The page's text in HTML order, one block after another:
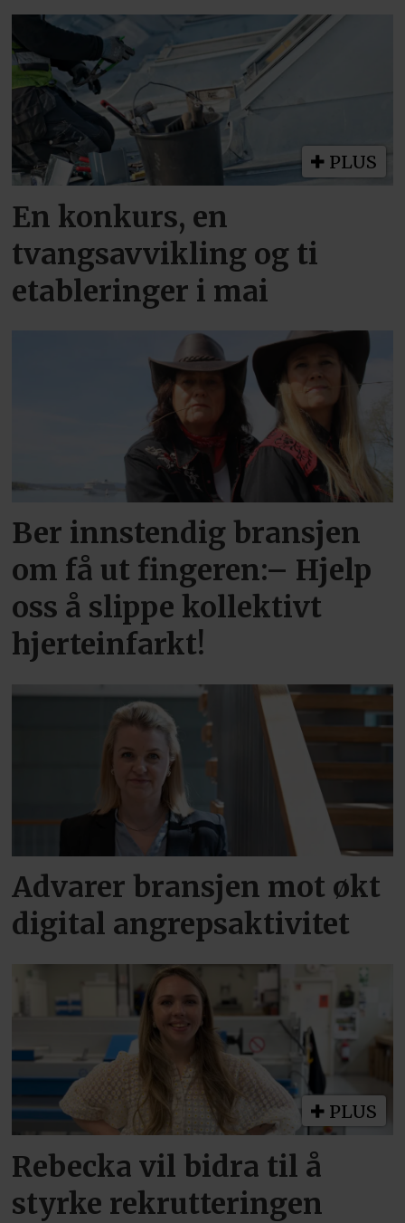
PLUS
En konkurs, en
tvangsavvikling og ti
etableringer i mai
Ber innstendig bransjen
om få ut fingeren:– Hjelp
oss å slippe kollektivt
hjerteinfarkt!
Advarer bransjen mot økt
digital angrepsaktivitet
PLUS
Rebecka vil bidra til å
styrke rekrutteringen